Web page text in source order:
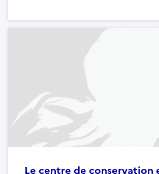
Le centre de conservation